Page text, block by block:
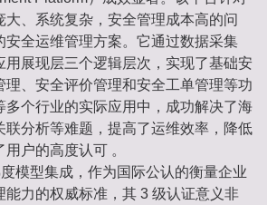
大、系统复杂，安全管理成本高的问
安全运维管理方案。它通过数据采集
用展现层三个逻辑层次，实现了基础安
理、安全评价管理和安全工单管理等功
多个行业的实际应用中，成功解决了海
联分析等难题，提高了运维效率，降低
户的高度认可 。
模型集成，作为国际公认的衡量企业
能力的权威标准，其 3 级认证意义非